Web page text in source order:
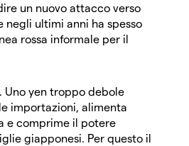
un nuovo attacco verso
negli ultimi anni ha spesso
rossa informale per il
Uno yen troppo debole
importazioni, alimenta
e comprime il potere
giapponesi. Per questo il